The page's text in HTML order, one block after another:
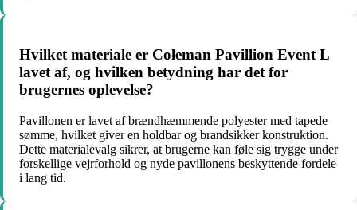
Hvilket materiale er Coleman Pavillion Event L
lavet af, og hvilken betydning har det for
brugernes oplevelse?
Pavillonen er lavet af brændhæmmende polyester med tapede
sømme, hvilket giver en holdbar og brandsikker konstruktion.
Dette materialevalg sikrer, at brugerne kan føle sig trygge under
forskellige vejrforhold og nyde pavillonens beskyttende fordele
i lang tid.